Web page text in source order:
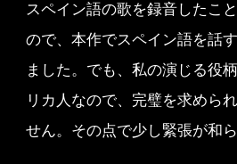
スペイン語の歌を録音したこ
ので、本作でスペイン語を話
ました。でも、私の演じる役
リカ人なので、完璧を求めら
せん。その点で少し緊張が和ら